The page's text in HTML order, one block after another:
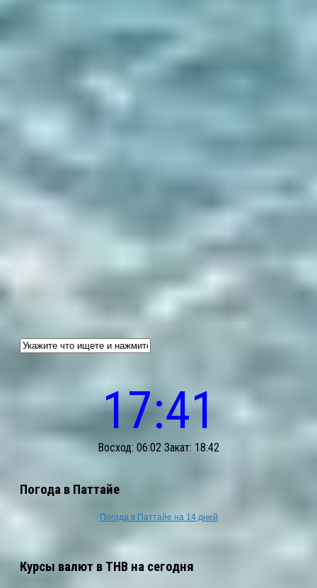
17:41
Восход: 06:02 Закат: 18:42
Погода в Паттайе
Погода в Паттайе на 14 дней
Курсы валют в THB на сегодня